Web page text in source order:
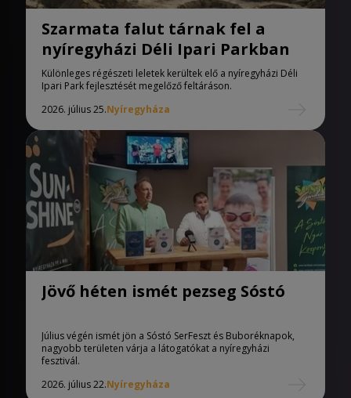
Szarmata falut tárnak fel a
nyíregyházi Déli Ipari Parkban
Különleges régészeti leletek kerültek elő a nyíregyházi Déli
Ipari Park fejlesztését megelőző feltáráson.
2026. július 25.Nyíregyháza
Jövő héten ismét pezseg Sóstó
Július végén ismét jön a Sóstó SerFeszt és Buboréknapok,
nagyobb területen várja a látogatókat a nyíregyházi
fesztivál.
2026. július 22.Nyíregyháza